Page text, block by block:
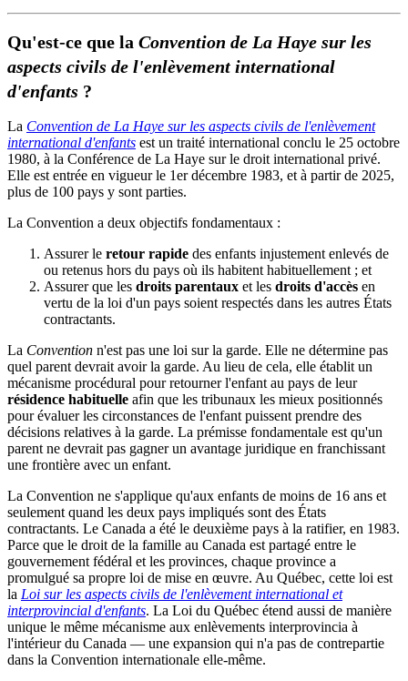
Qu'est-ce que la Convention de La Haye sur les
aspects civils de l'enlèvement international
d'enfants ?
La Convention de La Haye sur les aspects civils de l'enlèvement
international d'enfants est un traité international conclu le 25 octobre
1980, à la Conférence de La Haye sur le droit international privé.
Elle est entrée en vigueur le 1er décembre 1983, et à partir de 2025,
plus de 100 pays y sont parties.
La Convention a deux objectifs fondamentaux :
Assurer le retour rapide des enfants injustement enlevés de
ou retenus hors du pays où ils habitent habituellement ; et
Assurer que les droits parentaux et les droits d'accès en
vertu de la loi d'un pays soient respectés dans les autres États
contractants.
La Convention n'est pas une loi sur la garde. Elle ne détermine pas
quel parent devrait avoir la garde. Au lieu de cela, elle établit un
mécanisme procédural pour retourner l'enfant au pays de leur
résidence habituelle afin que les tribunaux les mieux positionnés
pour évaluer les circonstances de l'enfant puissent prendre des
décisions relatives à la garde. La prémisse fondamentale est qu'un
parent ne devrait pas gagner un avantage juridique en franchissant
une frontière avec un enfant.
La Convention ne s'applique qu'aux enfants de moins de 16 ans et
seulement quand les deux pays impliqués sont des États
contractants. Le Canada a été le deuxième pays à la ratifier, en 1983.
Parce que le droit de la famille au Canada est partagé entre le
gouvernement fédéral et les provinces, chaque province a
promulgué sa propre loi de mise en œuvre. Au Québec, cette loi est
la Loi sur les aspects civils de l'enlèvement international et
interprovincial d'enfants. La Loi du Québec étend aussi de manière
unique le même mécanisme aux enlèvements interprovincia à
l'intérieur du Canada — une expansion qui n'a pas de contrepartie
dans la Convention internationale elle-même.